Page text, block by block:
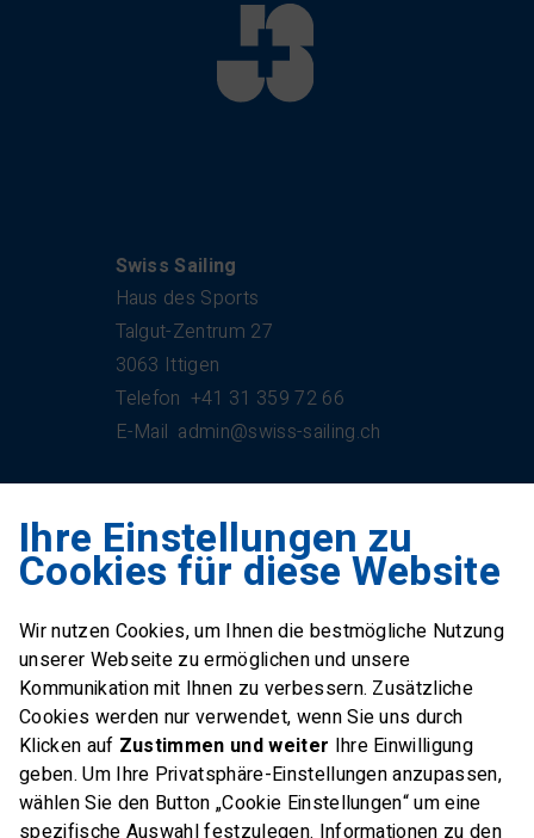
Swiss Sailing
Haus des Sports
Talgut-Zentrum 27
3063 Ittigen
Telefon +41 31 359 72 66
E-Mail admin@swiss-sailing.ch
Swiss Sailing Team
Industriestrasse 51
E-Mail office@swiss-sailing-
team.ch
FOLLOW US ON
Ihre Einstellungen zu
Cookies für diese Website
Wir nutzen Cookies, um Ihnen die bestmögliche Nutzung
unserer Webseite zu ermöglichen und unsere
Kommunikation mit Ihnen zu verbessern. Zusätzliche
Cookies werden nur verwendet, wenn Sie uns durch
Klicken auf Zustimmen und weiter Ihre Einwilligung
geben. Um Ihre Privatsphäre-Einstellungen anzupassen,
wählen Sie den Button „Cookie Einstellungen“ um eine
spezifische Auswahl festzulegen. Informationen zu den